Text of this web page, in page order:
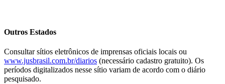
Outros Estados
Consultar sítios eletrônicos de imprensas oficiais locais ou
www.jusbrasil.com.br/diarios (necessário cadastro gratuito). Os
períodos digitalizados nesse sítio variam de acordo com o diário
pesquisado.